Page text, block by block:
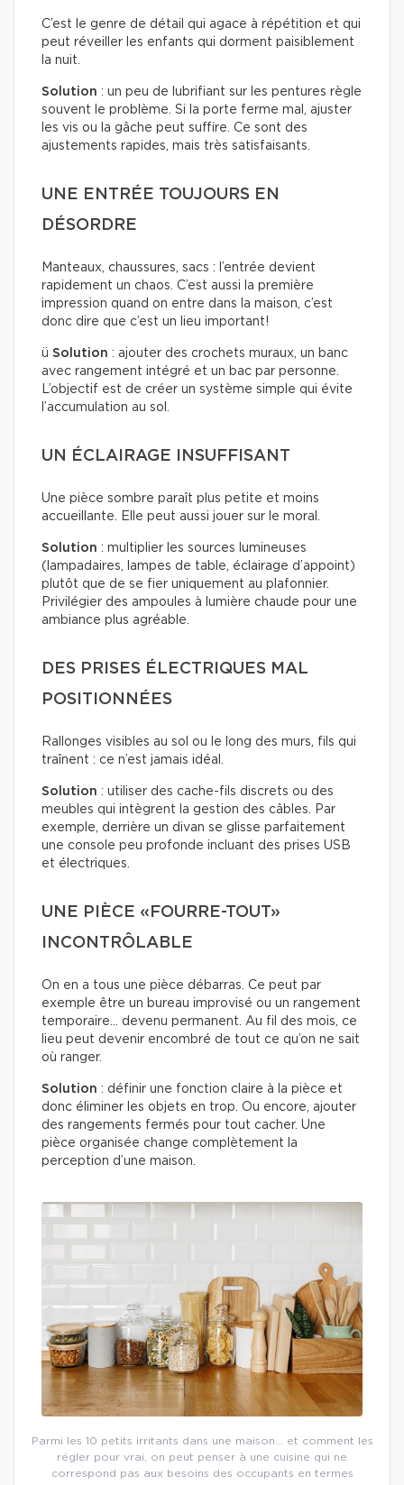
C’est le genre de détail qui agace à répétition et qui
peut réveiller les enfants qui dorment paisiblement
la nuit.
Solution : un peu de lubrifiant sur les pentures règle
souvent le problème. Si la porte ferme mal, ajuster
les vis ou la gâche peut suffire. Ce sont des
ajustements rapides, mais très satisfaisants.
UNE ENTRÉE TOUJOURS EN
DÉSORDRE
Manteaux, chaussures, sacs : l’entrée devient
rapidement un chaos. C’est aussi la première
impression quand on entre dans la maison, c’est
donc dire que c’est un lieu important!
ü Solution : ajouter des crochets muraux, un banc
avec rangement intégré et un bac par personne.
L’objectif est de créer un système simple qui évite
l’accumulation au sol.
UN ÉCLAIRAGE INSUFFISANT
Une pièce sombre paraît plus petite et moins
accueillante. Elle peut aussi jouer sur le moral.
Solution : multiplier les sources lumineuses
(lampadaires, lampes de table, éclairage d’appoint)
plutôt que de se fier uniquement au plafonnier.
Privilégier des ampoules à lumière chaude pour une
ambiance plus agréable.
DES PRISES ÉLECTRIQUES MAL
POSITIONNÉES
Rallonges visibles au sol ou le long des murs, fils qui
traînent : ce n’est jamais idéal.
Solution : utiliser des cache-fils discrets ou des
meubles qui intègrent la gestion des câbles. Par
exemple, derrière un divan se glisse parfaitement
une console peu profonde incluant des prises USB
et électriques.
UNE PIÈCE «FOURRE-TOUT»
INCONTRÔLABLE
On en a tous une pièce débarras. Ce peut par
exemple être un bureau improvisé ou un rangement
temporaire… devenu permanent. Au fil des mois, ce
lieu peut devenir encombré de tout ce qu’on ne sait
où ranger.
Solution : définir une fonction claire à la pièce et
donc éliminer les objets en trop. Ou encore, ajouter
des rangements fermés pour tout cacher. Une
pièce organisée change complètement la
perception d’une maison.
Parmi les 10 petits irritants dans une maison… et comment les
régler pour vrai, on peut penser à une cuisine qui ne
correspond pas aux besoins des occupants en termes